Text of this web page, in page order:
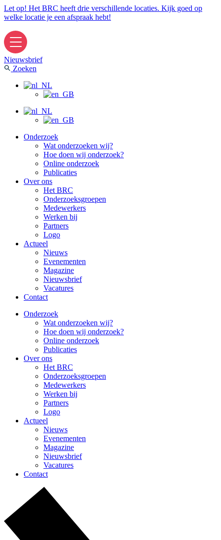
Ga
naar
inhoud
Let op! Het BRC heeft drie verschillende locaties. Kijk goed op
welke locatie je een afspraak hebt!
Nieuwsbrief
Zoeken
Onderzoek
Wat onderzoeken wij?
Hoe doen wij onderzoek?
Online onderzoek
Publicaties
Over ons
Het BRC
Onderzoeksgroepen
Medewerkers
Werken bij
Partners
Logo
Actueel
Nieuws
Evenementen
Magazine
Nieuwsbrief
Vacatures
Contact
Onderzoek
Wat onderzoeken wij?
Hoe doen wij onderzoek?
Online onderzoek
Publicaties
Over ons
Het BRC
Onderzoeksgroepen
Medewerkers
Werken bij
Partners
Logo
Actueel
Nieuws
Evenementen
Magazine
Nieuwsbrief
Vacatures
Contact